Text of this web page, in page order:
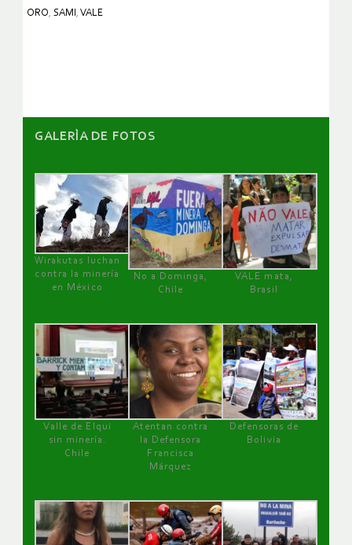
ORO, SAMI , VALE
GALERÌA DE FOTOS
Wirakutas luchan
contra la minería
en México
No a Dominga,
Chile
VALE mata,
Brasil
Valle de Elqui
sin minería.
Chile
Atentan contra
la Defensora
Francisca
Márquez
Defensoras de
Bolivia